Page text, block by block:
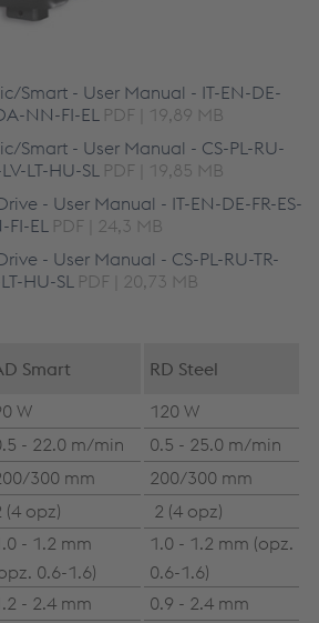
Smart - User Manual - IT-EN-DE-
NN-FI-EL PDF | 19,89 MB
Smart - User Manual - CS-PL-RU-
LT-HU-SL PDF | 19,85 MB
- User Manual - IT-EN-DE-FR-ES-
EL PDF | 24,3 MB
- User Manual - CS-PL-RU-TR-
HU-SL PDF | 20,73 MB
Smart
RD Steel
W
120 W
- 22.0 m/min
0.5 - 25.0 m/min
300 mm
200/300 mm
(4 opz) 2 (4 opz)
- 1.2 mm
0.6-1.6)
1.0 - 1.2 mm (opz.
0.6-1.6)
- 2.4 mm
0.9 - 2.4 mm